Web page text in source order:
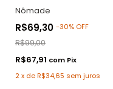
Nômade
R$69,30 -30% OFF
R$99,00
R$67,91 com Pix
2x deR$34,65 sem juros